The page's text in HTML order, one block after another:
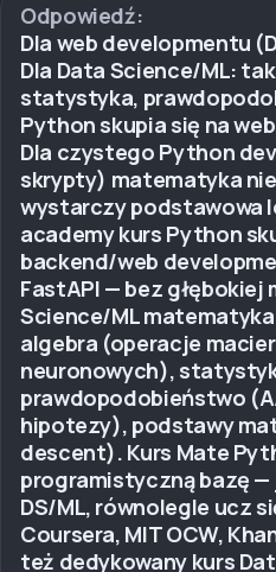
Odpowiedź:
Dla web developmentu
Dla Data Science/ML:
statystyka,
Python skupia się na
Dla czystego Python
skrypty) matematyka
wystarczy podstawowa
academy kurs Python
backend/web
FastAPI — bez
Science/ML
algebra (operacje
neuronowych),
prawdopodobieństwo
hipotezy), podstawy
descent). Kurs Mate
programistyczną bazę
DS/ML, równolegle ucz
Coursera, MIT OCW,
też dedykowany kurs